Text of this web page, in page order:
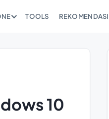
TOOLS REKOMENDASI
10